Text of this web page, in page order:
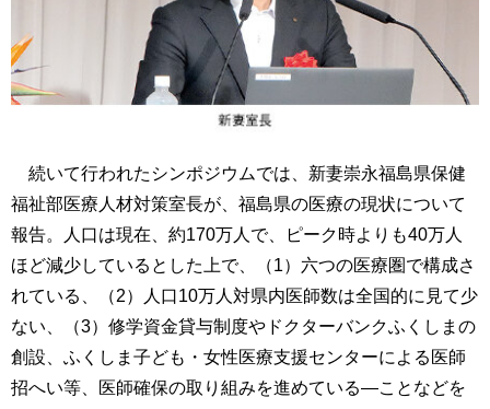
続いて行われたシンポジウムでは、新妻崇永福島県保健
福祉部医療人材対策室長が、福島県の医療の現状について
報告。人口は現在、約170万人で、ピーク時よりも40万人
ほど減少しているとした上で、（1）六つの医療圏で構成さ
れている、（2）人口10万人対県内医師数は全国的に見て少
ない、（3）修学資金貸与制度やドクターバンクふくしまの
創設、ふくしま子ども・女性医療支援センターによる医師
招へい等、医師確保の取り組みを進めている―ことなどを